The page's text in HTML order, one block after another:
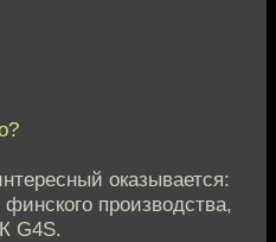
оказывается:
производства,
G4S.